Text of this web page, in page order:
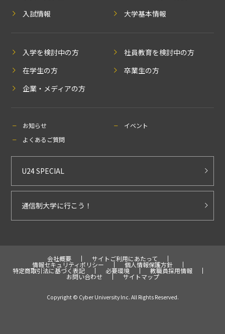
入試情報
大学基本情報
入学を検討中の方
社員教育を検討中の方
在学生の方
卒業生の方
企業・メディアの方
お知らせ
イベント
よくあるご質問
U24 SPECIAL
通信制大学に行こう！
会社概要 サイトご利用にあたって
情報セキュリティポリシー 個人情報保護方針
特定商取引法に基づく表記 必要環境 教職員採用情報
お問い合わせ サイトマップ
Copyright © Cyber University Inc. All Rights Reserved.